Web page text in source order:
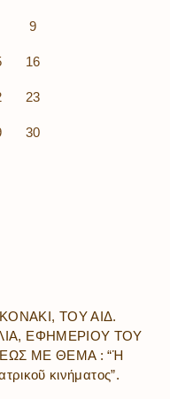
9
16
23
30
ΤΟΥ ΑΙΔ.
ΕΦΗΜΕΡΙΟΥ ΤΟΥ
ΜΕ ΘΕΜΑ : “Ἡ
κινήματος”.